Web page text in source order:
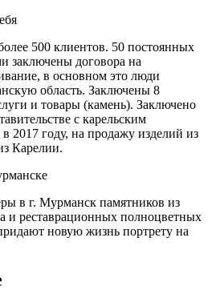
500 клиентов. 50 постоянных
заключены договора на
в основном это люди
область. Заключены 8
и товары (камень). Заключено
с карельским
2017 году, на продажу изделий из
Карелии.
в г. Мурманск памятников из
и реставрационных полноцветных
новую жизнь портрету на